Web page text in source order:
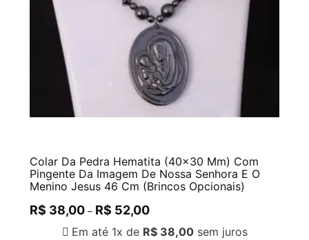
Colar Da Pedra Hematita (40×30 Mm) Com
Pingente Da Imagem De Nossa Senhora E O
Menino Jesus 46 Cm (Brincos Opcionais)
R$ 38,00 – R$ 52,00
Em até 1x de R$38,00sem juros